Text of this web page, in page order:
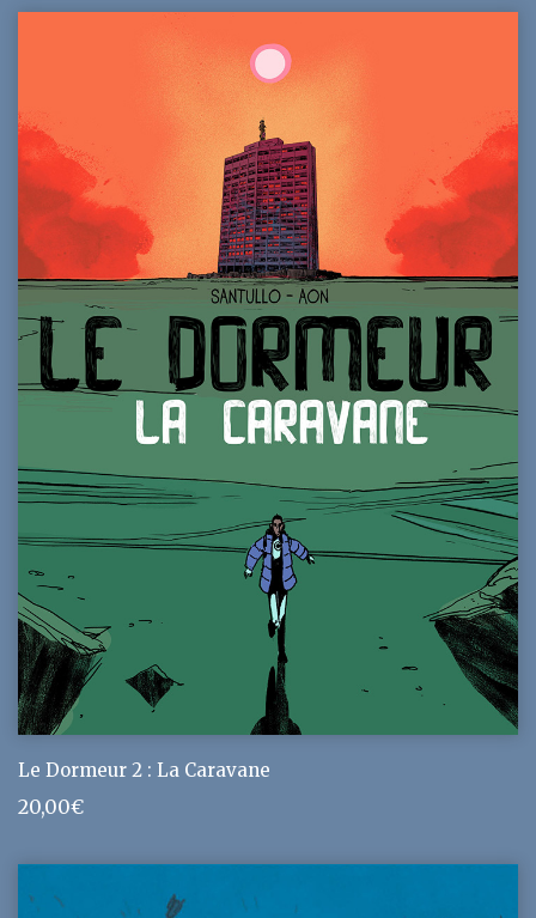
Le Dormeur 2 : La Caravane
20,00€